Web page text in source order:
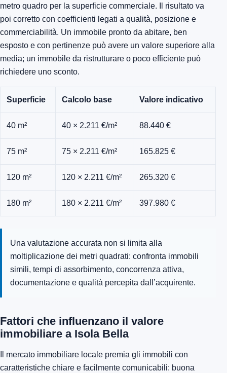
metro quadro per la superficie commerciale. Il risultato va
poi corretto con coefficienti legati a qualità, posizione e
commerciabilità. Un immobile pronto da abitare, ben
esposto e con pertinenze può avere un valore superiore alla
media; un immobile da ristrutturare o poco efficiente può
richiedere uno sconto.
Superficie Calcolo base Valore indicativo
40 m² 40 × 2.211 €/m² 88.440 €
75 m² 75 × 2.211 €/m² 165.825 €
120 m² 120 × 2.211 €/m² 265.320 €
180 m² 180 × 2.211 €/m² 397.980 €
Una valutazione accurata non si limita alla
moltiplicazione dei metri quadrati: confronta immobili
simili, tempi di assorbimento, concorrenza attiva,
documentazione e qualità percepita dall’acquirente.
Fattori che influenzano il valore
immobiliare a Isola Bella
Il mercato immobiliare locale premia gli immobili con
caratteristiche chiare e facilmente comunicabili: buona